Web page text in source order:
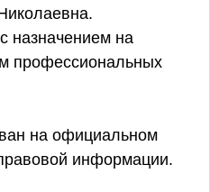
назначением на
профессиональных
на официальном
информации.